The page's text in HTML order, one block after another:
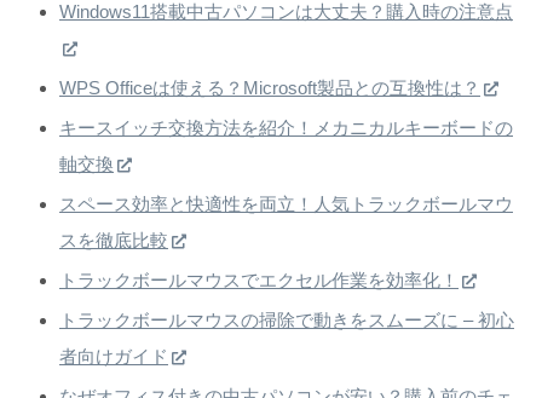
Windows11搭載中古パソコンは大丈夫？購入時の注意点
WPS Officeは使える？Microsoft製品との互換性は？
キースイッチ交換方法を紹介！メカニカルキーボードの
軸交換
スペース効率と快適性を両立！人気トラックボールマウ
スを徹底比較
トラックボールマウスでエクセル作業を効率化！
トラックボールマウスの掃除で動きをスムーズに – 初心
者向けガイド